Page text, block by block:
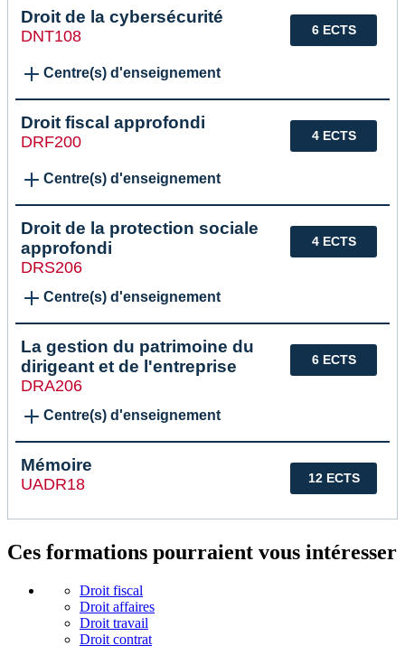
6 ECTS
Droit de la cybersécurité
DNT108
Centre(s) d'enseignement
4 ECTS
Droit fiscal approfondi
DRF200
Centre(s) d'enseignement
4 ECTS
Droit de la protection sociale
approfondi
DRS206
Centre(s) d'enseignement
6 ECTS
La gestion du patrimoine du
dirigeant et de l'entreprise
DRA206
Centre(s) d'enseignement
12 ECTS
Mémoire
UADR18
Ces formations pourraient vous intéresser
Droit fiscal
Droit affaires
Droit travail
Droit contrat